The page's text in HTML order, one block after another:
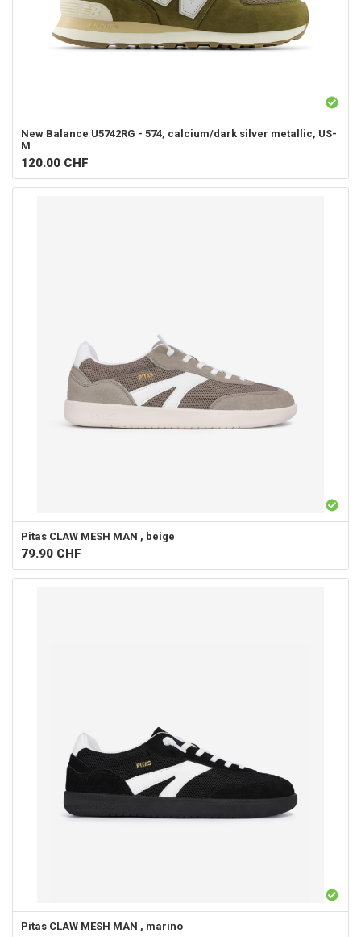
New Balance U5742RG - 574, calcium/dark silver metallic, US-
M
120.00 CHF
Pitas CLAW MESH MAN , beige
79.90 CHF
Pitas CLAW MESH MAN , marino